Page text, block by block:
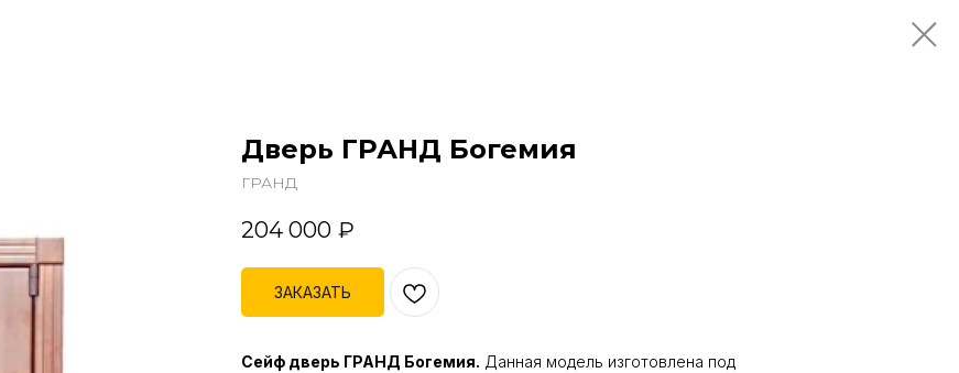
Дверь ГРАНД Богемия
ГРАНД
204 000 ₽
ЗАКАЗАТЬ
Сейф дверь ГРАНД Богемия. Данная модель изготовлена под